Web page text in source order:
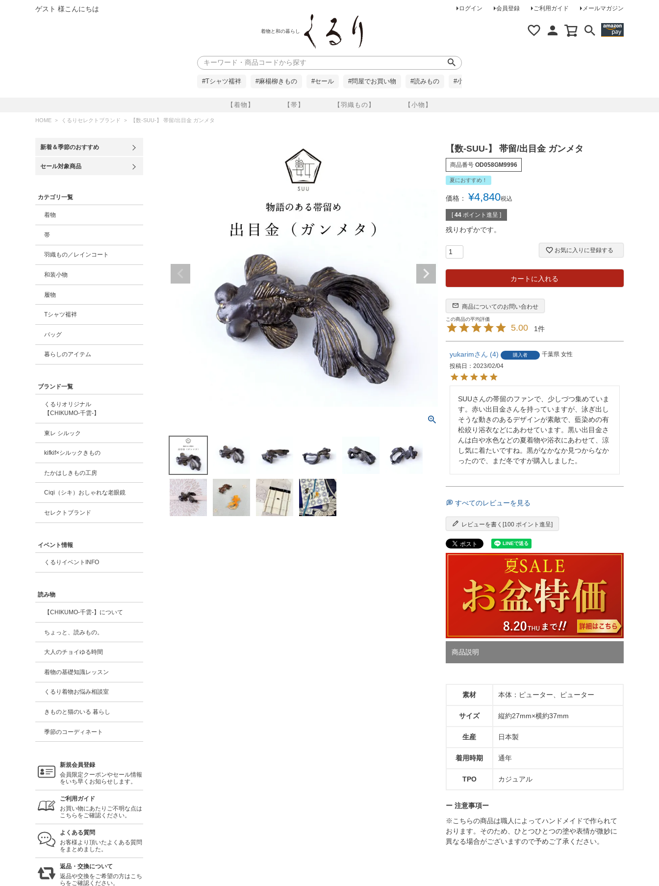
ゲスト 様こんにちは ログイン 会員登録 ご利用ガイド メールマガジン
着物と和の暮らし
【着物】 【帯】 【羽織もの】 【小物】
検索
#Tシャツ襦袢 #麻楊柳きもの #セール #問屋でお買い物 #読みもの #小柄な方に
HOME くるりセレクトブランド 【数-SUU-】 帯留/出目金 ガンメタ
新着＆季節のおすすめ
セール対象商品
カテゴリ一覧
着物
帯
羽織もの／レインコート
和装小物
履物
Tシャツ襦袢
バッグ
暮らしのアイテム
ブランド一覧
くるりオリジナル
【CHIKUMO-千雲-】
東レ シルック
kifkif×シルックきもの
たかはしきもの工房
Ciqi（シキ）おしゃれな老眼鏡
セレクトブランド
イベント情報
くるりイベントINFO
読み物
【CHIKUMO-千雲-】について
ちょっと、読みもの。
大人のチョイゆる時間
着物の基礎知識レッスン
くるり着物お悩み相談室
きものと猫のいる 暮らし
季節のコーディネート
新規会員登録
会員限定クーポンやセール情報
をいち早くお知らせします。
ご利用ガイド
お買い物にあたりご不明な点は
こちらをご確認ください。
よくある質問
お客様より頂いたよくある質問
をまとめました。
返品・交換について
返品や交換をご希望の方はこち
らをご確認ください。
【数-SUU-】 帯留/出目金 ガンメタ
商品番号 OD058GM9996
夏におすすめ！
価格： ¥4,840税込
[ 44 ポイント進呈 ]
残りわずかです。
お気に入りに登録する
カートに入れる
商品についてのお問い合わせ
5.00 1
yukarim 4 購入者 千葉県 女性
投稿日
2023/02/04
SUUさんの帯留のファンで、少しづつ集めていま
す。赤い出目金さんを持っていますが、泳ぎ出し
そうな動きのあるデザインが素敵で、藍染めの有
松絞り浴衣などにあわせています。黒い出目金さ
んは白や水色などの夏着物や浴衣にあわせて、涼
し気に着たいですね。黒がなかなか見つからなか
ったので、まだ冬ですが購入しました。
すべてのレビューを見る
レビューを書く[100 ポイント進呈]
商品説明
素材 本体：ピューター、ピューター
サイズ 縦約27mm×横約37mm
生産 日本製
着用時期 通年
TPO カジュアル
ー 注意事項ー
※こちらの商品は職人によってハンドメイドで作られて
おります。そのため、ひとつひとつの塗や表情が微妙に
異なる場合がございますので予めご了承ください。